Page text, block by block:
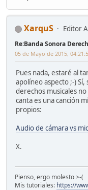
XarquS Editor
Re:Banda Sonora
05 de Mayo de 2015,
Pues nada, estaré al
apolíneo aspecto ;-)
derechos musicales
canta es una canción
propios:
Audio de cámara vs
X.
Pienso, ergo molesto >-(
Mis tutoriales: https://